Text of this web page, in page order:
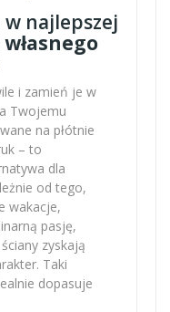
najlepszej
i zamień je w
Twojemu
na płótnie
– to
dla
od tego,
wakacje,
pasję,
zyskają
Taki
dopasuje